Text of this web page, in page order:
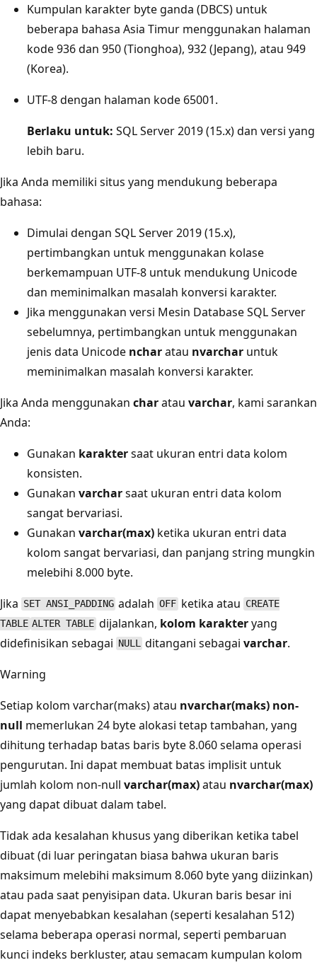
Kumpulan karakter byte ganda (DBCS) untuk
beberapa bahasa Asia Timur menggunakan halaman
kode 936 dan 950 (Tionghoa), 932 (Jepang), atau 949
(Korea).
UTF-8 dengan halaman kode 65001.
Berlaku untuk: SQL Server 2019 (15.x) dan versi yang
lebih baru.
Jika Anda memiliki situs yang mendukung beberapa
bahasa:
Dimulai dengan SQL Server 2019 (15.x),
pertimbangkan untuk menggunakan kolase
berkemampuan UTF-8 untuk mendukung Unicode
dan meminimalkan masalah konversi karakter.
Jika menggunakan versi Mesin Database SQL Server
sebelumnya, pertimbangkan untuk menggunakan
jenis data Unicode ncharatau nvarchar untuk
meminimalkan masalah konversi karakter.
Jika Anda menggunakan charatau varchar, kami sarankan
Anda:
Gunakan karaktersaat ukuran entri data kolom
konsisten.
Gunakan varcharsaat ukuran entri data kolom
sangat bervariasi.
Gunakan varchar(max) ketika ukuran entri data
kolom sangat bervariasi, dan panjang string mungkin
melebihi 8.000 byte.
Jika SET ANSI_PADDING adalahOFFketika atau CREATE
TABLE ALTER TABLE dijalankan, kolom karakteryang
didefinisikan sebagai NULL ditangani sebagaivarchar.
Warning
Setiap kolom varchar(maks) atau nvarchar(maks) non-
null memerlukan 24 byte alokasi tetap tambahan, yang
dihitung terhadap batas baris byte 8.060 selama operasi
pengurutan. Ini dapat membuat batas implisit untuk
jumlah kolom non-null varchar(max)atau nvarchar(max)
yang dapat dibuat dalam tabel.
Tidak ada kesalahan khusus yang diberikan ketika tabel
dibuat (di luar peringatan biasa bahwa ukuran baris
maksimum melebihi maksimum 8.060 byte yang diizinkan)
atau pada saat penyisipan data. Ukuran baris besar ini
dapat menyebabkan kesalahan (seperti kesalahan 512)
selama beberapa operasi normal, seperti pembaruan
kunci indeks berkluster, atau semacam kumpulan kolom